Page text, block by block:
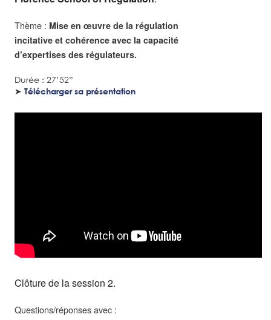
Thème : Mise en œuvre de la régulation
incitative et cohérence avec la capacité
d’expertises des régulateurs.
Durée : 27’52”
➤ Télécharger sa présentation
Clôture de la session 2.
Questions/réponses avec :